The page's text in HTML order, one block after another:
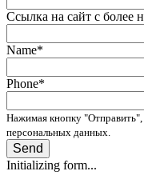
Ссылка на сайт с более
Name*
Phone*
Нажимая кнопку
персональных данных.
Send
Initializing form...